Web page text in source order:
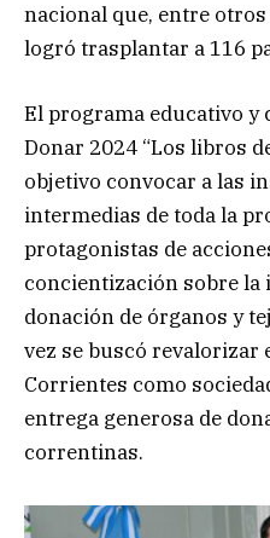
nacional que, entre
logró trasplantar a 116
El programa educativo y
Donar 2024 “Los libros
objetivo convocar a las
intermedias de toda la
protagonistas de
concientización sobre la
donación de órganos y
vez se buscó revalorizar
Corrientes como
entrega generosa de
correntinas.